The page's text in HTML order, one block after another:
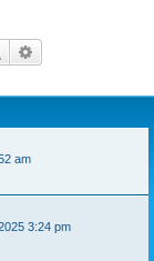
Rechercher
am
3:24 pm